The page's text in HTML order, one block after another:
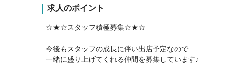
求人のポイント
☆★☆スタッフ積極募集☆★☆
今後もスタッフの成長に伴い出店予定なので
一緒に盛り上げてくれる仲間を募集しています♪